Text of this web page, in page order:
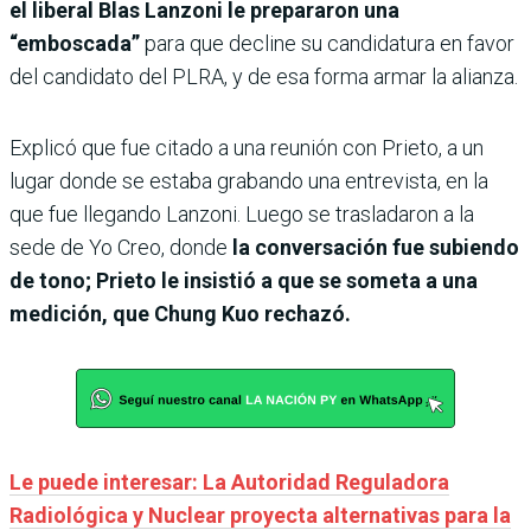
el liberal Blas Lanzoni le prepararon una
“emboscada”para que decline su candidatura en favor
del candidato del PLRA, y de esa forma armar la alianza.
Explicó que fue citado a una reunión con Prieto, a un
lugar donde se estaba grabando una entrevista, en la
que fue llegando Lanzoni. Luego se trasladaron a la
sede de Yo Creo, donde la conversación fue subiendo
de tono; Prieto le insistió a que se someta a una
medición, que Chung Kuo rechazó.
Le puede interesar: La Autoridad Reguladora
Radiológica y Nuclear proyecta alternativas para la